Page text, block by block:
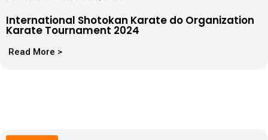
International Shotokan Karate do Organization
Karate Tournament 2024
Read More >